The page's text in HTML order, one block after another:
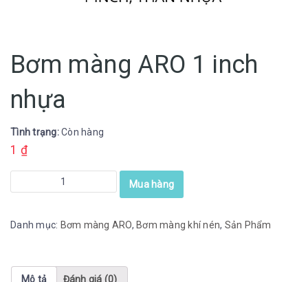
Bơm màng ARO 1 inch
nhựa
Tình trạng: Còn hàng
1 ₫
màng
1
Mua hàng
Danh mục: Bơm màng ARO, Bơm màng khí nén, Sản Phẩm
Mô tả Đánh giá (0)